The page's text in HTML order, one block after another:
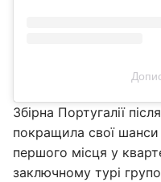
Збірна Португалії
покращила свої
першого місця у
заключному турі